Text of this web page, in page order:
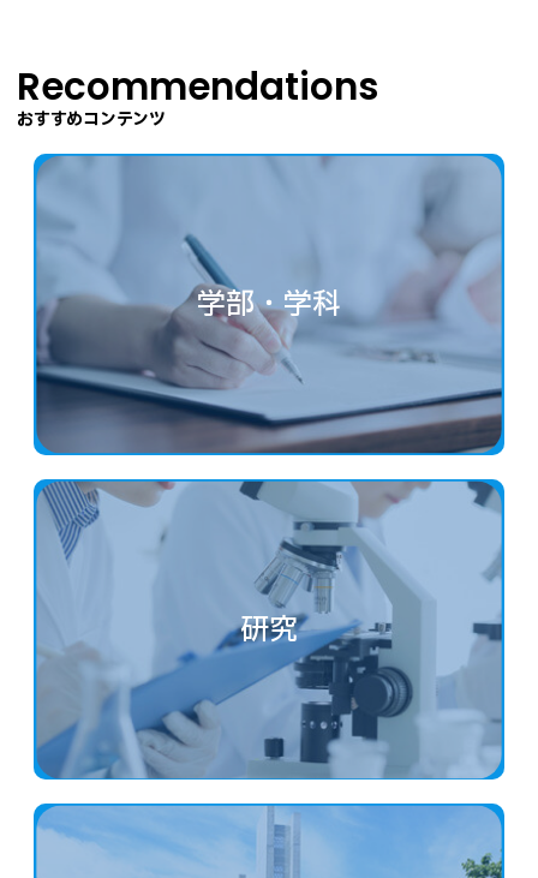
Recommendations
おすすめコンテンツ
学部・学科
研究